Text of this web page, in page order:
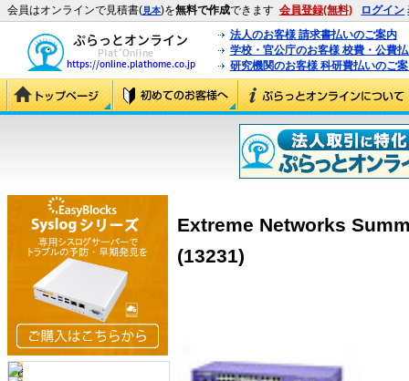
会員はオンラインで見積書(見本)を無料で作成できます 会員登録(無料) ログイン
法人のお客様 請求書払いのご案内
学校・官公庁のお客様 校費・公費
研究機関のお客様 科研費払いのご
Extreme Networks
(13231)